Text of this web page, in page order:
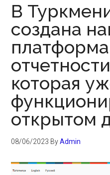
В
создана
платформа
которая
открытом
08/06/2023 ByAdmin